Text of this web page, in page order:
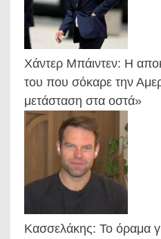
Χάντερ Μπάιντεν: Η
του που σόκαρε την
μετάσταση στα οστά»
Κασσελάκης: Το όραμα